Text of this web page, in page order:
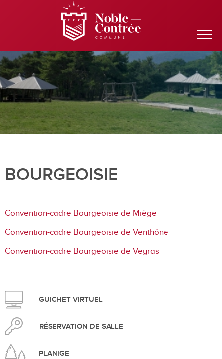
BOURGEOISIE
Convention-cadre Bourgeoisie de Miège
Convention-cadre Bourgeoisie de Venthône
Convention-cadre Bourgeoisie de Veyras
GUICHET VIRTUEL
RÉSERVATION DE SALLE
PLANIGE